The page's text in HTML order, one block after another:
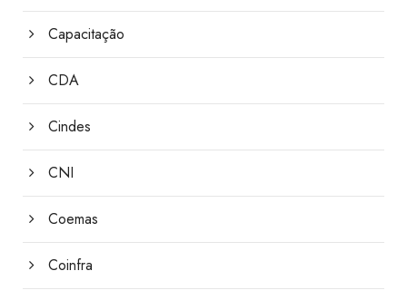
Capacitação
CDA
Cindes
CNI
Coemas
Coinfra